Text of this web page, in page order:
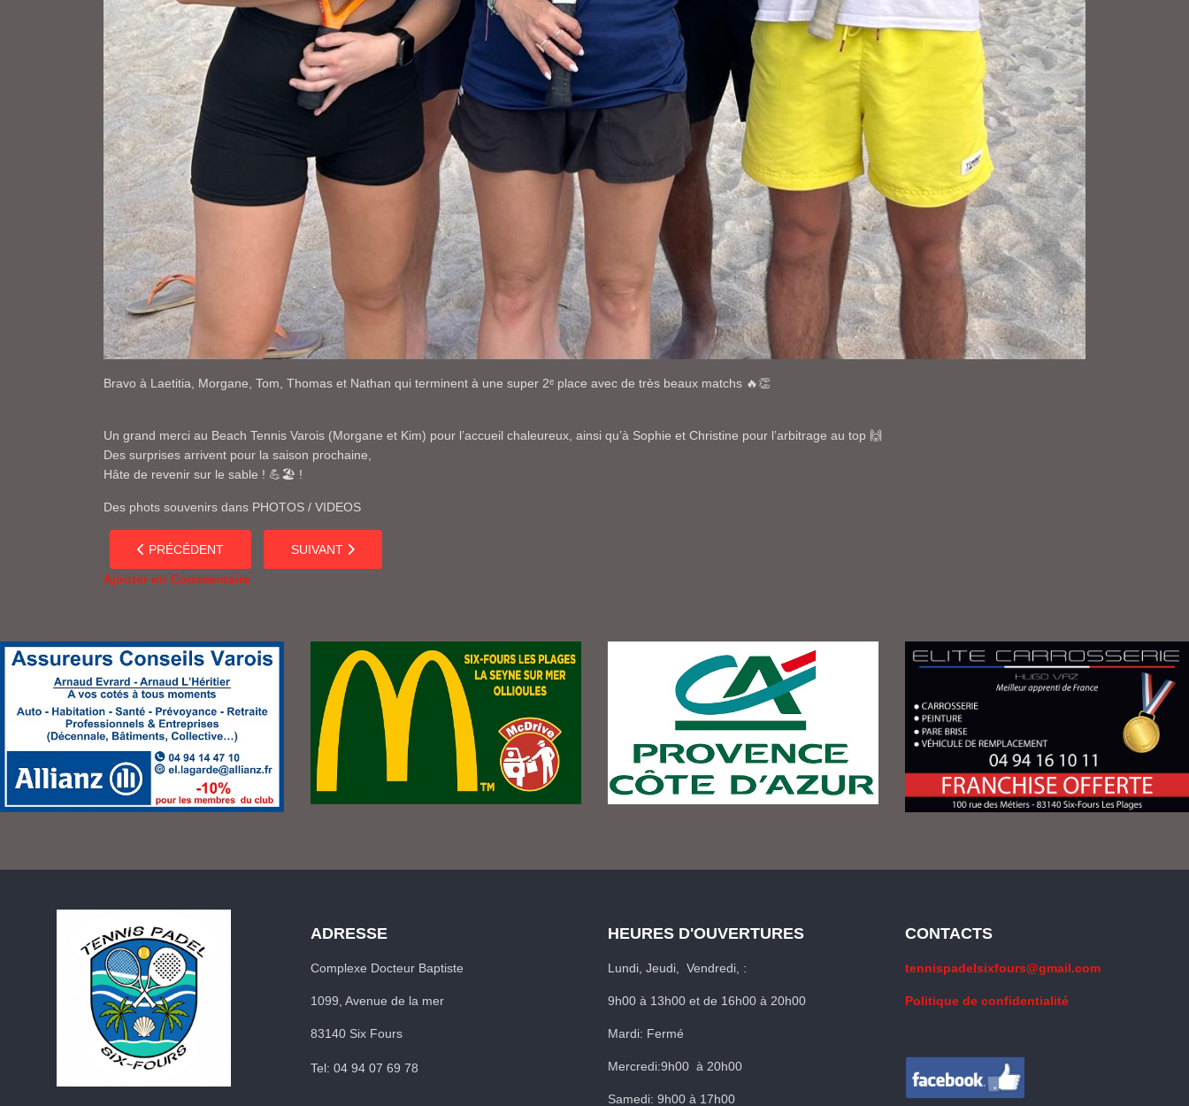
Bravo à Laetitia, Morgane, Tom, Thomas et Nathan qui terminent à une super 2ᵉ place avec de très beaux matchs 🔥👏
Un grand merci au Beach Tennis Varois (Morgane et Kim) pour l’accueil chaleureux, ainsi qu’à Sophie et Christine pour l’arbitrage au top 🙌
Des surprises arrivent pour la saison prochaine,
Hâte de revenir sur le sable ! 💪🏖 !
Des phots souvenirs dans PHOTOS / VIDEOS
ARTICLE PRÉCÉDENT : LE CSMT LA COUDOULIÈRE A VIBRÉ AU RYTHME DE LA NATIONAL TENNIS CUP !
PRÉCÉDENT ARTICLE SUIVANT : CHALLENGE DOUBLE MIXTE : MISSION ACCOMPLIE !
SUIVANT
Ajouter un Commentaire
ADRESSE
Complexe Docteur Baptiste
1099, Avenue de la mer
83140 Six Fours
Tel: 04 94 07 69 78
HEURES D'OUVERTURES
Lundi, Jeudi, Vendredi, :
9h00 à 13h00 et de 16h00 à 20h00
Mardi: Fermé
Mercredi:9h00 à 20h00
Samedi: 9h00 à 17h00
CONTACTS
tennispadelsixfours@gmail.com
Politique de confidentialité